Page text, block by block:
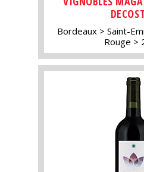
Bordeaux
Saint-
Rouge